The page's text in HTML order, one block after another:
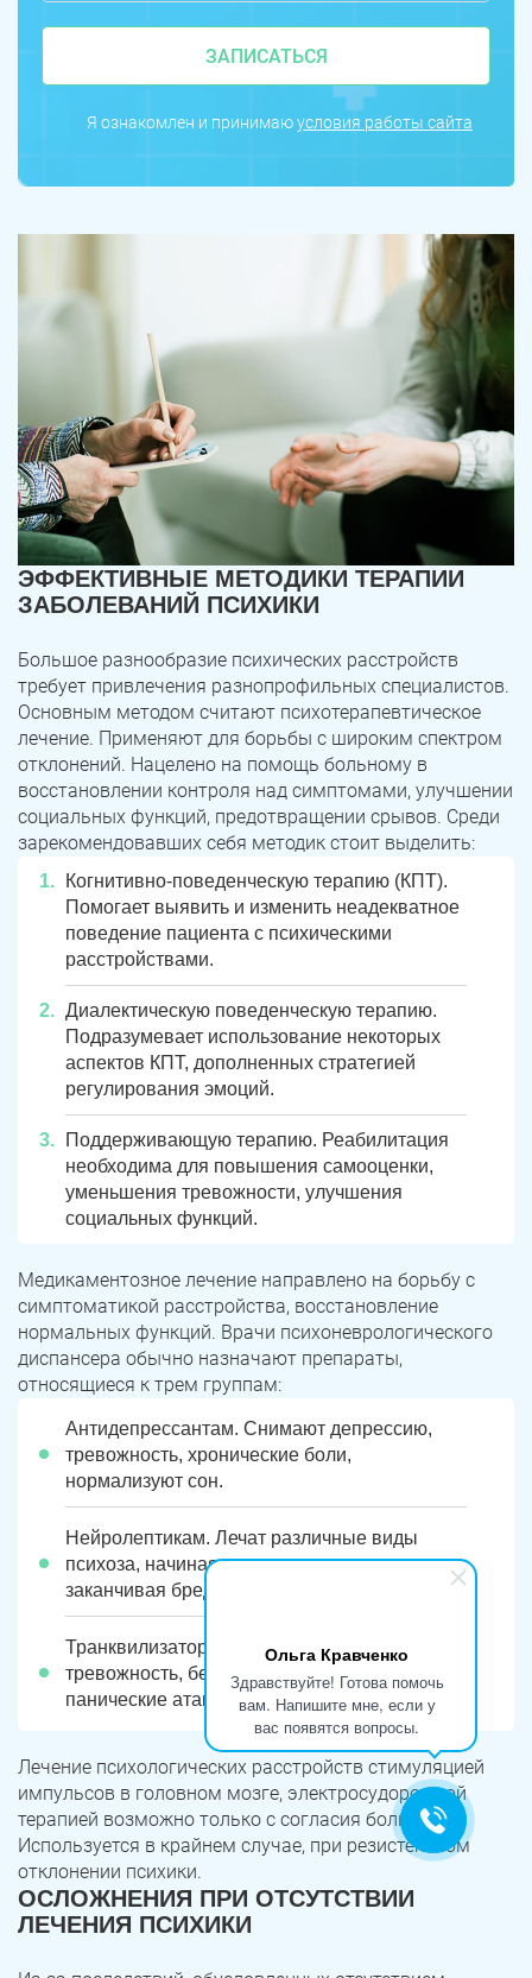
Ольга Кравченко
Здравствуйте! Готова помочь
вам. Напишите мне, если у
вас появятся вопросы.
ЗАПИСАТЬСЯ
Я ознакомлен и принимаюусловия работы сайта
ЭФФЕКТИВНЫЕ МЕТОДИКИ ТЕРАПИИ
ЗАБОЛЕВАНИЙ ПСИХИКИ
Большое разнообразие психических расстройств
требует привлечения разнопрофильных специалистов.
Основным методом считают психотерапевтическое
лечение. Применяют для борьбы с широким спектром
отклонений. Нацелено на помощь больному в
восстановлении контроля над симптомами, улучшении
социальных функций, предотвращении срывов. Среди
зарекомендовавших себя методик стоит выделить:
Когнитивно-поведенческую терапию (КПТ).
Помогает выявить и изменить неадекватное
поведение пациента с психическими
расстройствами.
Диалектическую поведенческую терапию.
Подразумевает использование некоторых
аспектов КПТ, дополненных стратегией
регулирования эмоций.
Поддерживающую терапию. Реабилитация
необходима для повышения самооценки,
уменьшения тревожности, улучшения
социальных функций.
Медикаментозное лечение направлено на борьбу с
симптоматикой расстройства, восстановление
нормальных функций. Врачи психоневрологического
диспансера обычно назначают препараты,
относящиеся к трем группам:
Антидепрессантам. Снимают депрессию,
тревожность, хронические боли,
нормализуют сон.
Нейролептикам. Лечат различные виды
психоза, начиная галлюцинациями,
заканчивая бредом.
Транквилизаторам. Снижают повышенную
тревожность, беспокойство, лечат
панические атаки.
Лечение психологических расстройств стимуляцией
импульсов в головном мозге, электросудорожной
терапией возможно только с согласия больного.
Используется в крайнем случае, при резистентном
отклонении психики.
ОСЛОЖНЕНИЯ ПРИ ОТСУТСТВИИ
ЛЕЧЕНИЯ ПСИХИКИ